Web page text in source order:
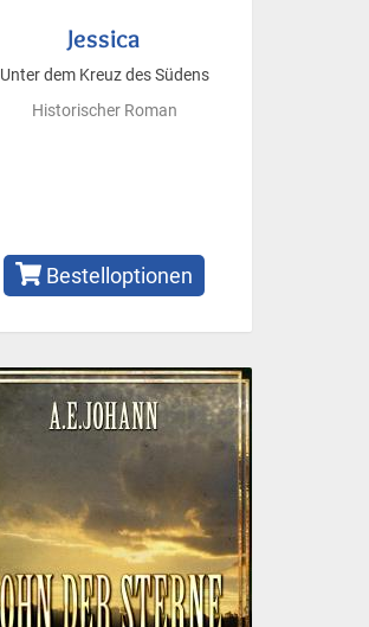
Jessica
Unter dem Kreuz des Südens
Historischer Roman
Bestelloptionen